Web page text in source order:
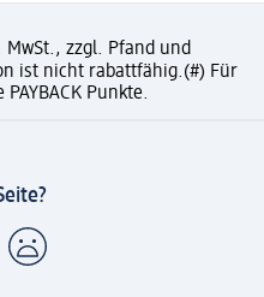
zzgl. Pfand und
ist nicht rabattfähig.(#) Für
Punkte.